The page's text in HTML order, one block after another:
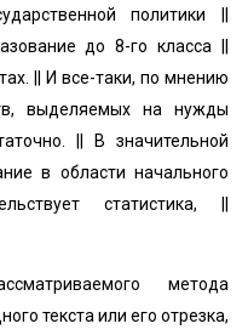
политики ||
до 8-го класса ||
|| И все-таки, по мнению
выделяемых на нужды
|| В значительной
в области начального
статистика, ||
метода
текста или его отрезка,